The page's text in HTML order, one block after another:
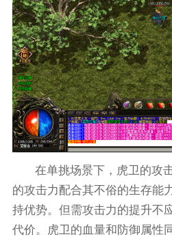
在单挑场景下，虎卫的攻
的攻击力配合其不俗的生存能
持优势。但需攻击力的提升不
代价。虎卫的血量和防御属性